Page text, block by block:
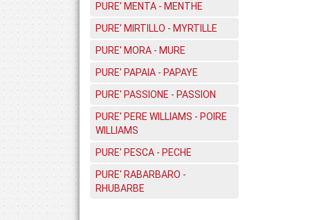
PURE' MENTA - MENTHE
PURE' MIRTILLO - MYRTILLE
PURE' MORA - MURE
PURE' PAPAIA - PAPAYE
PURE' PASSIONE - PASSION
PURE' PERE WILLIAMS - POIRE
WILLIAMS
PURE' PESCA - PECHE
PURE' RABARBARO -
RHUBARBE